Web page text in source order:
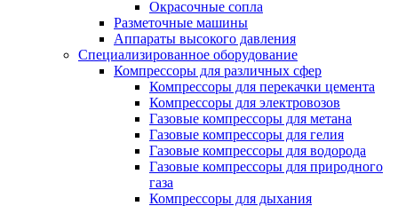
Окрасочные сопла
Разметочные машины
Аппараты высокого давления
Специализированное оборудование
Компрессоры для различных сфер
Компрессоры для перекачки цемента
Компрессоры для электровозов
Газовые компрессоры для метана
Газовые компрессоры для гелия
Газовые компрессоры для водорода
Газовые компрессоры для природного
газа
Компрессоры для дыхания